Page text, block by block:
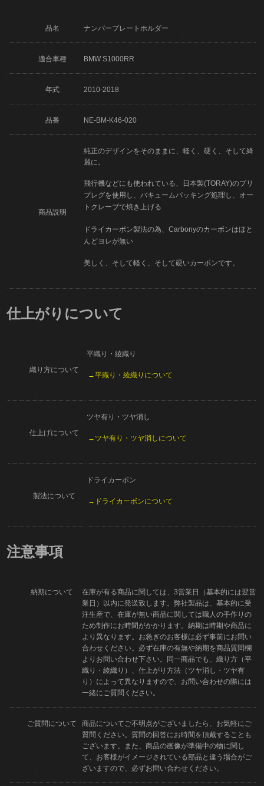
品名 ナンバープレートホルダー
適合車種 BMW S1000RR
年式 2010-2018
品番 NE-BM-K46-020
商品説明
純正のデザインをそのままに、軽く、硬く、そして綺
麗に。
飛行機などにも使われている、日本製(TORAY)のプリ
プレグを使用し、バキュームパッキング処理し、オー
トクレーブで焼き上げる
ドライカーボン製法の為、Carbonyのカーボンはほと
んどヨレが無い
美しく、そして軽く、そして硬いカーボンです。
仕上がりについて
織り方について
平織り・綾織り
→平織り・綾織りについて
仕上げについて
ツヤ有り・ツヤ消し
→ツヤ有り・ツヤ消しについて
製法について
ドライカーボン
→ドライカーボンについて
注意事項
納期について
在庫が有る商品に関しては、3営業日（基本的には翌営
業日）以内に発送致します。弊社製品は、基本的に受
注生産で、在庫が無い商品に関しては職人の手作りの
ため制作にお時間がかかります。納期は時期や商品に
より異なります。お急ぎのお客様は必ず事前にお問い
合わせください。必ず在庫の有無や納期を商品質問欄
よりお問い合わせ下さい。同一商品でも、織り方（平
織り・綾織り）、仕上がり方法（ツヤ消し・ツヤ有
り）によって異なりますので、お問い合わせの際には
一緒にご質問ください。
ご質問について
商品についてご不明点がございましたら、お気軽にご
質問ください。質問の回答にお時間を頂戴することも
ございます。また、商品の画像が準備中の物に関し
て、お客様がイメージされている部品と違う場合がご
ざいますので、必ずお問い合わせください。